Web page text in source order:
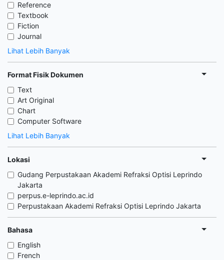
Reference
Textbook
Fiction
Journal
Lihat Lebih Banyak
Format Fisik Dokumen
Text
Art Original
Chart
Computer Software
Lihat Lebih Banyak
Lokasi
Gudang Perpustakaan Akademi Refraksi Optisi Leprindo
Jakarta
perpus.e-leprindo.ac.id
Perpustakaan Akademi Refraksi Optisi Leprindo Jakarta
Bahasa
English
French